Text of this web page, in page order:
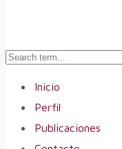
Inicio
Perfil
Publicaciones